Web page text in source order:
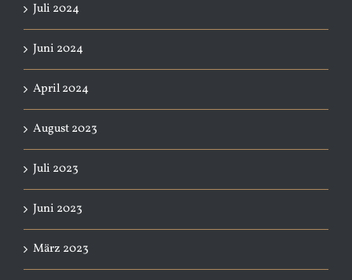
Juli 2024
Juni 2024
April 2024
August 2023
Juli 2023
Juni 2023
März 2023